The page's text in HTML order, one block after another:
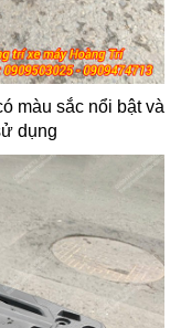
màu sắc nổi bật và
dụng